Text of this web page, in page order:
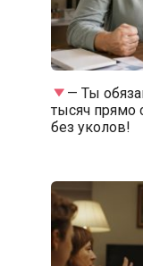
— Ты
тысяч прямо
без уколов!